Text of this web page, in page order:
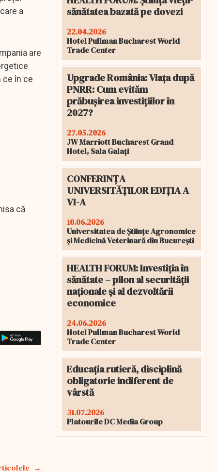
a
are
ce în ce
că
sănătatea bazată pe dovezi
22.04.2026
Hotel Pullman Bucharest World
Trade Center
Upgrade România: Viața după
PNRR: Cum evităm
prăbușirea investițiilor în
2027?
27.05.2026
JW Marriott Bucharest Grand
Hotel, Sala Galați
CONFERINȚA
UNIVERSITĂȚILOR EDIȚIA A
VI-A
10.06.2026
Universitatea de Științe Agronomice
și Medicină Veterinară din București
HEALTH FORUM: Investiția în
sănătate – pilon al securității
naționale și al dezvoltării
economice
24.06.2026
Hotel Pullman Bucharest World
Trade Center
Educația rutieră, disciplină
obligatorie indiferent de
vârstă
31.07.2026
Platourile DC Media Group